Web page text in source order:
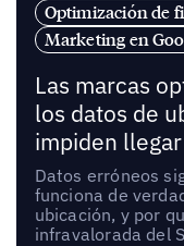
Optimización de
Marketing en
Las marcas
los datos de
impiden
Datos erróneos
funciona de
ubicación, y por
infravalorada del